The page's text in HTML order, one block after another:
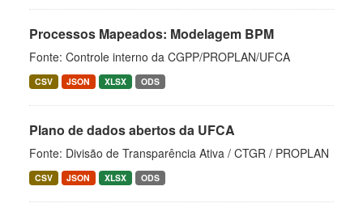
Processos Mapeados: Modelagem BPM
Fonte: Controle interno da CGPP/PROPLAN/UFCA
CSV JSON XLSX ODS
Plano de dados abertos da UFCA
Fonte: Divisão de Transparência Ativa / CTGR / PROPLAN
CSV JSON XLSX ODS